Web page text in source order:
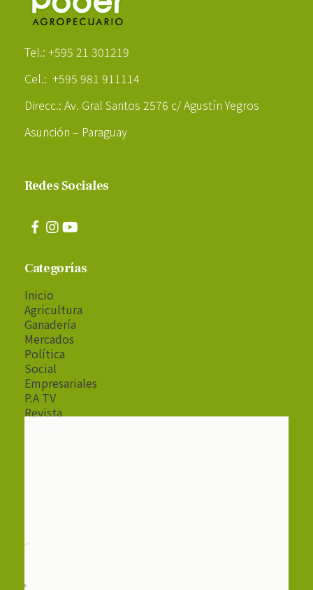
Tel.: +595 21 301219
Cel.: +595 981 911114
Direcc.: Av. Gral Santos 2576 c/ Agustín Yegros
Asunción – Paraguay
Redes Sociales
Categorías
Inicio
Agricultura
Ganadería
Mercados
Política
Social
Empresariales
P.A TV
Revista